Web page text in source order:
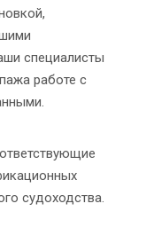
специалисты
работе с
судоходства.